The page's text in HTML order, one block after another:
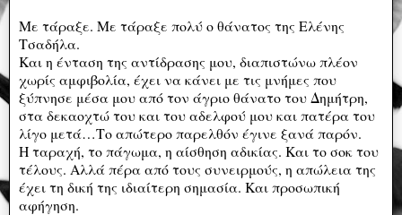
Με τάραξε. Με τάραξε πολύ ο θάνατος της Ελένης
Τσαδήλα.
Και η ένταση της αντίδρασης μου, διαπιστώνω πλέον
χωρίς αμφιβολία, έχει να κάνει με τις μνήμες που
ξύπνησε μέσα μου από τον άγριο θάνατο του Δημήτρη,
στα δεκαοχτώ του και του αδελφού μου και πατέρα του
λίγο μετά…Το απώτερο παρελθόν έγινε ξανά παρόν.
Η ταραχή, το πάγωμα, η αίσθηση αδικίας. Και το σοκ του
τέλους. Αλλά πέρα από τους συνειρμούς, η απώλεια της
έχει τη δική της ιδιαίτερη σημασία. Και προσωπική
αφήγηση.